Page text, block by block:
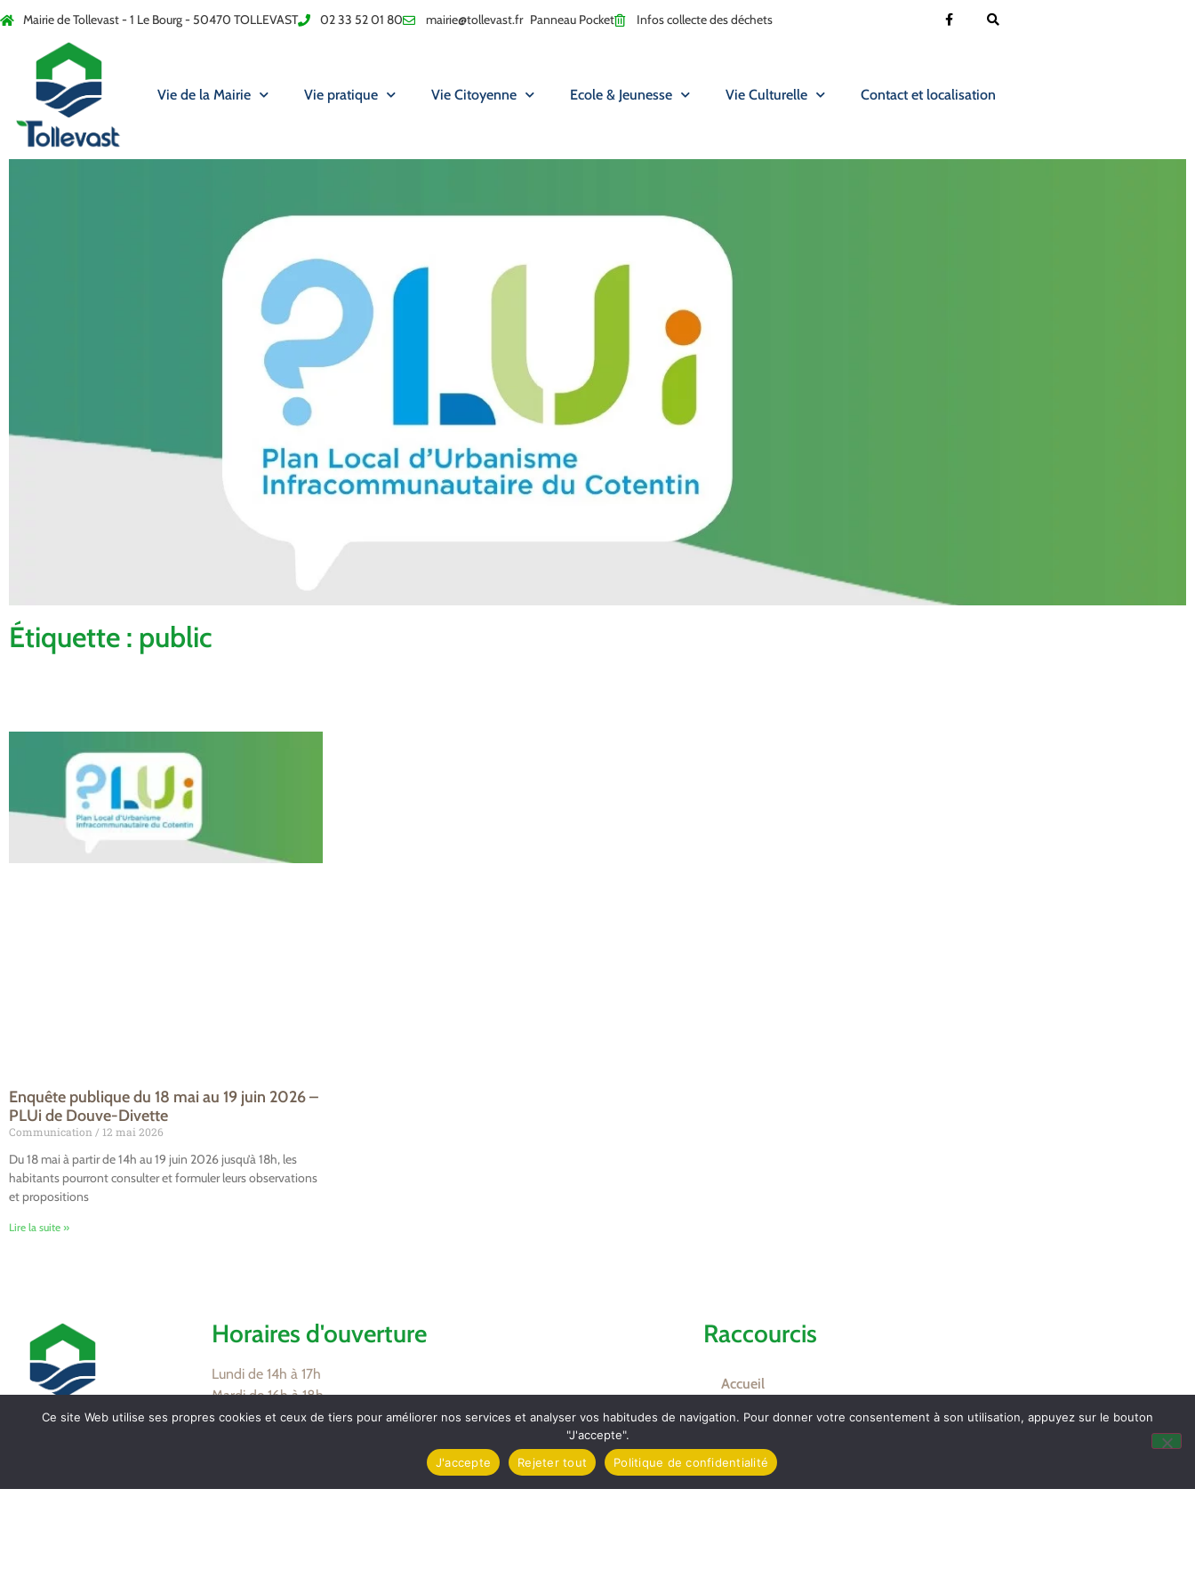
Mairie de Tollevast - 1 Le Bourg - 50470 TOLLEVAST 02 33 52 01 80 mairie@tollevast.fr Panneau Pocket Infos collecte des déchets
Vie de la Mairie Vie pratique Vie Citoyenne Ecole & Jeunesse Vie Culturelle Contact et localisation
Étiquette : public
Enquête publique du 18 mai au 19 juin 2026 –
PLUi de Douve-Divette
Communication 12 mai 2026
Du 18 mai à partir de 14h au 19 juin 2026 jusqu’à 18h, les
habitants pourront consulter et formuler leurs observations
et propositions
Lire la suite »
Horaires d'ouverture
Lundi de 14h à 17h
Mardi de 16h à 18h
Jeudi de 8h30 à 12h
Partagez / Imprimez
Raccourcis
Accueil
Comptes rendus du Conseil Municipal
Contact et localisation
Ce site Web utilise ses propres cookies et ceux de tiers pour améliorer nos services et analyser vos habitudes de navigation. Pour donner votre consentement à son utilisation, appuyez sur le bouton
"J'accepte".
J'accepte
Rejeter tout Politique de confidentialité